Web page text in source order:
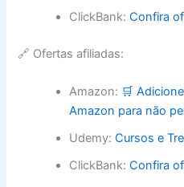
ClickBank:Confira
🔗 Ofertas afiliadas:
Amazon: 🛒
Amazon para não
Udemy:Cursos e
ClickBank:Confira